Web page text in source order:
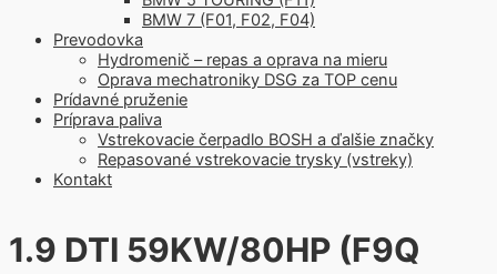
BMW 7 (F01, F02, F04)
Prevodovka
Hydromenič – repas a oprava na mieru
Oprava mechatroniky DSG za TOP cenu
Prídavné pruženie
Príprava paliva
Vstrekovacie čerpadlo BOSH a ďalšie značky
Repasované vstrekovacie trysky (vstreky)
Kontakt
1.9 DTI 59KW/80HP (F9Q